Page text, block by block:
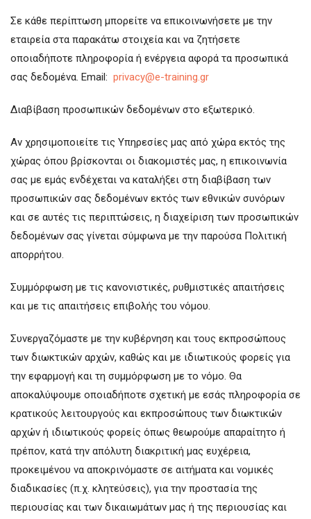
Σε κάθε περίπτωση μπορείτε να επικοινωνήσετε με την
εταιρεία στα παρακάτω στοιχεία και να ζητήσετε
οποιαδήποτε πληροφορία ή ενέργεια αφορά τα προσωπικά
σας δεδομένα. Email: privacy@e-training.gr
Διαβίβαση προσωπικών δεδομένων στο εξωτερικό.
Αν χρησιμοποιείτε τις Υπηρεσίες μας από χώρα εκτός της
χώρας όπου βρίσκονται οι διακομιστές μας, η επικοινωνία
σας με εμάς ενδέχεται να καταλήξει στη διαβίβαση των
προσωπικών σας δεδομένων εκτός των εθνικών συνόρων
και σε αυτές τις περιπτώσεις, η διαχείριση των προσωπικών
δεδομένων σας γίνεται σύμφωνα με την παρούσα Πολιτική
απορρήτου.
Συμμόρφωση με τις κανονιστικές, ρυθμιστικές απαιτήσεις
και με τις απαιτήσεις επιβολής του νόμου.
Συνεργαζόμαστε με την κυβέρνηση και τους εκπροσώπους
των διωκτικών αρχών, καθώς και με ιδιωτικούς φορείς για
την εφαρμογή και τη συμμόρφωση με το νόμο. Θα
αποκαλύψουμε οποιαδήποτε σχετική με εσάς πληροφορία σε
κρατικούς λειτουργούς και εκπροσώπους των διωκτικών
αρχών ή ιδιωτικούς φορείς όπως θεωρούμε απαραίτητο ή
πρέπον, κατά την απόλυτη διακριτική μας ευχέρεια,
προκειμένου να αποκρινόμαστε σε αιτήματα και νομικές
διαδικασίες (π.χ. κλητεύσεις), για την προστασία της
περιουσίας και των δικαιωμάτων μας ή της περιουσίας και